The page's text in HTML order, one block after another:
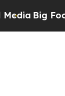
Food vs. The